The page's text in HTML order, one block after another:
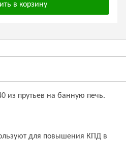
в корзину
из прутьев на банную печь.
для повышения КПД в